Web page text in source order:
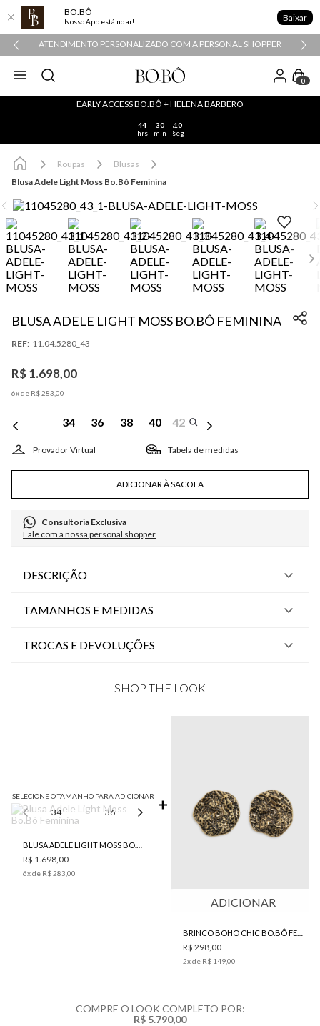
BO.BÔ
Nosso App está no ar! Baixar
ATENDIMENTO PERSONALIZADO COM A PERSONAL SHOPPER
0
EARLY ACCESS BO.BÔ + HELENA BARBERO
44
hrs
30
min
09
seg
Roupas
Blusas
Blusa Adele Light Moss Bo.Bô Feminina
BLUSA ADELE LIGHT MOSS BO.BÔ FEMININA
: 11.04.5280_43
R$1.698,00
6x de R$283 00
34 36 38 40 42
Tabela de medidas
ADICIONAR À SACOLA
Consultoria Exclusiva
Fale com a nossa personal shopper
DESCRIÇÃO
TAMANHOS E MEDIDAS
TROCAS E DEVOLUÇÕES
SHOP THE LOOK
SELECIONE O TAMANHO PARA ADICIONAR
34 36 38 40 44
R$ 1.698,00
6x de R$ 283,00
ADICIONAR
R$ 298,00
2x de R$ 149,00
COMPRE O LOOK COMPLETO POR:
R$ 5.790,00